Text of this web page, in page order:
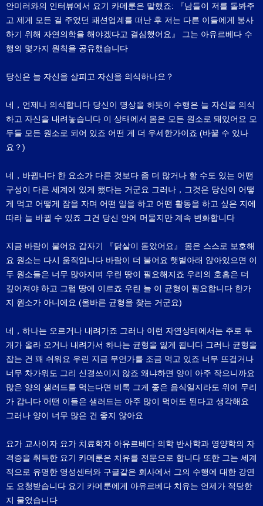
안미러와의 인터뷰에서 요기 카메룬은 말했죠: 『남들이 저를 돌봐주
고 제게 모든 걸 주었던 패션업계를 떠난 후 저는 다른 이들에게 봉사
하기 위해 자연의학을 해야겠다고 결심했어요』 그는 아유르베다 수
행의 몇가지 원칙을 공유했습니다
당신은 늘 자신을 살피고 자신을 의식하나요？
네，언제나 의식합니다 당신이 명상을 하듯이 수행은 늘 자신을 의식
하고 자신을 내려놓습니다 이 상태에서 몸은 모든 원소로 돼있어요 모
두들 모든 원소로 되어 있죠 어떤 게 더 우세한가이죠 (바꿀 수 있나
요？)
네，바뀝니다 한 요소가 다른 것보다 좀 더 많거나 할 수도 있는 어떤
구성이 다른 세계에 있게 됐다는 거군요 그러나，그것은 당신이 어떻
게 먹고 어떻게 잠을 자며 어떤 일을 하고 어떤 활동을 하고 싶은 지에
따라 늘 바뀔 수 있죠 그건 당신 안에 머물지만 계속 변화합니다
지금 바람이 불어요 갑자기 『닭살이 돋았어요』 몸은 스스로 보호해
요 원소는 다시 움직입니다 바람이 더 불어요 햇볕아래 앉아있으면 이
두 원소들은 너무 많아지며 우린 땅이 필요해지죠 우리의 호흡은 더
깊어져야 하고 그럼 땅에 이르죠 우린 늘 이 균형이 필요합니다 한가
지 원소가 아니에요 (올바른 균형을 찾는 거군요)
네，하나는 오르거나 내려가죠 그러나 이런 자연상태에서는 주로 두
개가 올라 오거나 내려가서 하나는 균형을 잃게 됩니다 그러나 균형을
잡는 건 꽤 쉬워요 우린 지금 무언가를 조금 먹고 있죠 너무 뜨겁거나
너무 차가워도 그리 신경쓰이지 않죠 왜냐하면 양이 아주 작으니까요
많은 양의 샐러드를 먹는다면 비록 그게 좋은 음식일지라도 위에 무리
가 갑니다 어떤 이들은 샐러드는 아주 많이 먹어도 된다고 생각해요
그러나 양이 너무 많은 건 좋지 않아요
요가 교사이자 요가 치료학자 아유르베다 의학 반사학과 영양학의 자
격증을 취득한 요기 카메룬은 치유를 전문으로 합니다 또한 그는 세계
적으로 유명한 영성센터와 구글같은 회사에서 그의 수행에 대한 강연
도 요청받습니다 요기 카메룬에게 아유르베다 치유는 언제가 적당한
지 물었습니다